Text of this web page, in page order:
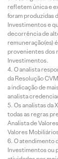
refletem única e
foram produzidas
Investimentos e
decorrência de
remuneração(es)
provenientes dos
Investimentos.
O analista
da Resolução
a indicação de
analista
Os analistas da
todas as regras
Analista de
Valores
O atendimento
Investimentos ou